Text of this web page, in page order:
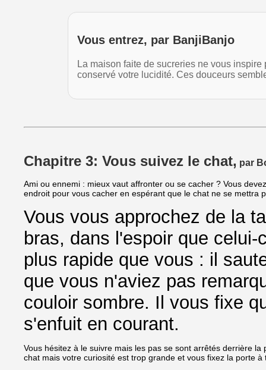
Vous entrez, par BanjiBanjo
La maison faite de sucreries ne vous
conservé votre lucidité. Ces douceurs
Chapitre 3: Vous suivez le chat, par
Ami ou ennemi : mieux vaut affronter ou se cacher ? Vous
endroit pour vous cacher en espérant que le chat ne se mettra
Vous vous approchez de la
bras, dans l'espoir que
plus rapide que vous : il
que vous n'aviez pas
couloir sombre. Il vous fixe
s'enfuit en courant.
Vous hésitez à le suivre mais les pas se sont arrêtés derrière
chat mais votre curiosité est trop grande et vous fixez la porte